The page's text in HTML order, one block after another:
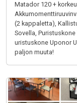
Matador 120 +
(2 kappaletta),
Sovella,
uristuskone Uponor
paljon muuta!